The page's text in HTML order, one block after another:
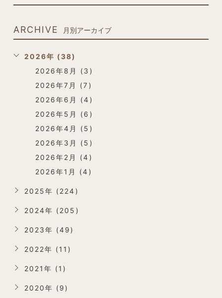
ARCHIVE 月別アーカイブ
2026年 (38)
2026年8月 (3)
2026年7月 (7)
2026年6月 (4)
2026年5月 (6)
2026年4月 (5)
2026年3月 (5)
2026年2月 (4)
2026年1月 (4)
2025年 (224)
2024年 (205)
2023年 (49)
2022年 (11)
2021年 (1)
2020年 (9)